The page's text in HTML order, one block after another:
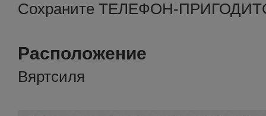
Сохраните ТЕЛЕФОН-
Расположение
Вяртсиля